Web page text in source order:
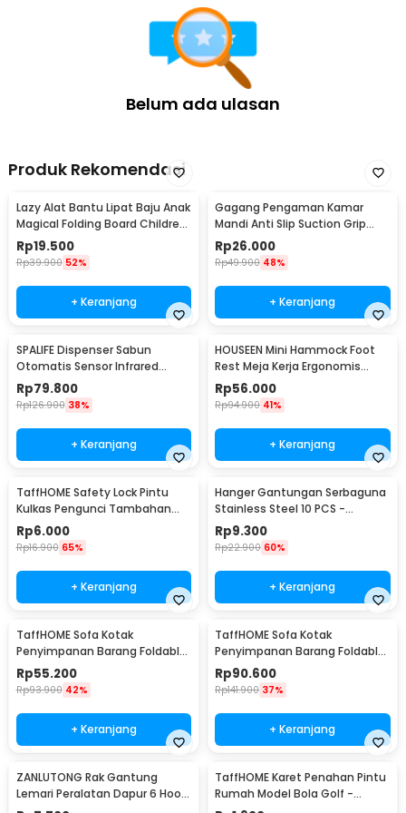
Rincian yang Anda dapatkan untuk pembelian produk ini:
1 x TaffPACK Lakban Pelindung Benturan PVC Anti Collision
Safety Strip 1M - SF-2
Belum ada ulasan
Produk Rekomendasi
Lazy Alat Bantu Lipat Baju Anak
Magical Folding Board Children
Cloth - 002
Rp19.500
Rp39.900 52%
+ Keranjang
Gagang Pengaman Kamar
Mandi Anti Slip Suction Grip
Handle Safety - SG-188
Rp26.000
Rp49.900 48%
+ Keranjang
SPALIFE Dispenser Sabun
Otomatis Sensor Infrared
Stainless Steel 250ml - AD-03
Rp79.800
Rp126.900 38%
+ Keranjang
HOUSEEN Mini Hammock Foot
Rest Meja Kerja Ergonomis
Sandaran Kaki
Rp56.000
Rp94.900 41%
+ Keranjang
TaffHOME Safety Lock Pintu
Kulkas Pengunci Tambahan
Tempel - S1843
Rp6.000
Rp16.900 65%
+ Keranjang
Hanger Gantungan Serbaguna
Stainless Steel 10 PCS -
M127105
Rp9.300
Rp22.900 60%
+ Keranjang
TaffHOME Sofa Kotak
Penyimpanan Barang Foldable
Storage Box 30x30x30cm - L170
Rp55.200
Rp93.900 42%
+ Keranjang
TaffHOME Sofa Kotak
Penyimpanan Barang Foldable
Storage Box 48x30x30cm - L170
Rp90.600
Rp141.900 37%
+ Keranjang
ZANLUTONG Rak Gantung
Lemari Peralatan Dapur 6 Hook
Besi - 2137
TaffHOME Karet Penahan Pintu
Rumah Model Bola Golf -
HDS209